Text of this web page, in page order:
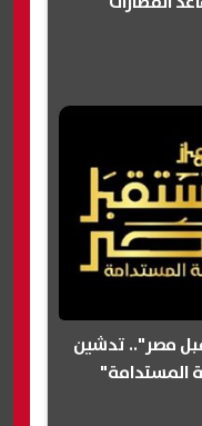
مصر".. تدشين
المستدامة"